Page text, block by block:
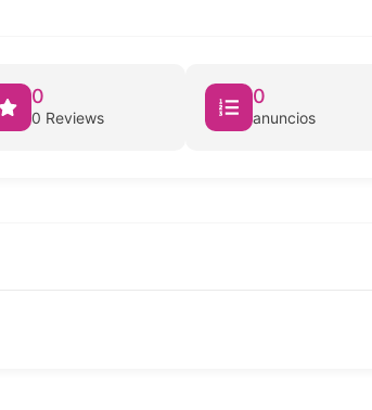
0
0 Reviews
0
anuncios